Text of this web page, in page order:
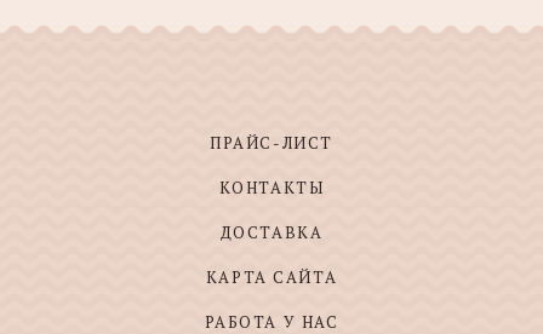
ПРАЙС-ЛИСТ
КОНТАКТЫ
ДОСТАВКА
КАРТА САЙТА
РАБОТА У НАС